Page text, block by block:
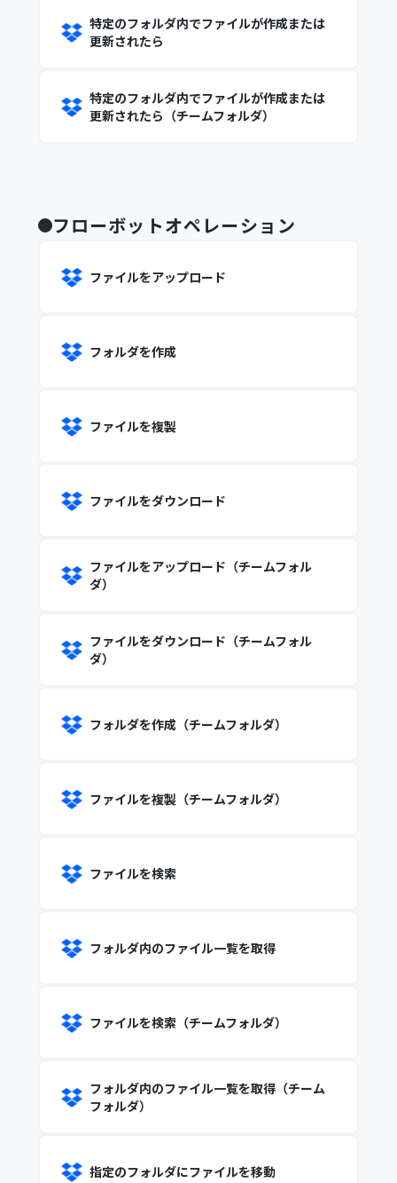
特定のフォルダ内でファイルが作成または
更新されたら
特定のフォルダ内でファイルが作成または
更新されたら（チームフォルダ）
フローボットオペレーション
ファイルをアップロード
フォルダを作成
ファイルを複製
ファイルをダウンロード
ファイルをアップロード（チームフォル
ダ）
ファイルをダウンロード（チームフォル
ダ）
フォルダを作成（チームフォルダ）
ファイルを複製（チームフォルダ）
ファイルを検索
フォルダ内のファイル一覧を取得
ファイルを検索（チームフォルダ）
フォルダ内のファイル一覧を取得（チーム
フォルダ）
指定のフォルダにファイルを移動